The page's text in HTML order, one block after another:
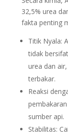
32,5% urea
fakta penting
Titik Nyala:
tidak
urea dan
terbakar.
Reaksi
sumber api.
Stabilitas: